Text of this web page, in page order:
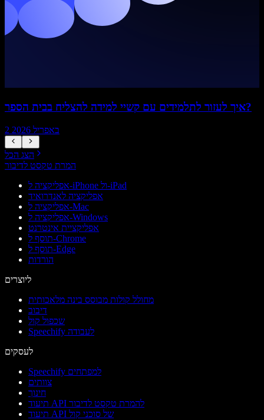
איך לעזור לתלמידים עם קשיי למידה להצליח בבית הספר?
2 באפריל 2026
הצג הכל
המרת טקסט לדיבור
אפליקציה ל-iPhone ול-iPad
אפליקציה לאנדרואיד
אפליקציה ל-Mac
אפליקציה ל-Windows
אפליקציית אינטרנט
תוסף ל-Chrome
תוסף ל-Edge
הורדות
ליוצרים
מחולל קולות מבוסס בינה מלאכותית
דיבוב
שכפול קול
Speechify לעבודה
לעסקים
Speechify למפתחים
צוותים
חינוך
תיעוד API להמרת טקסט לדיבור
תיעוד API של סוכני קול